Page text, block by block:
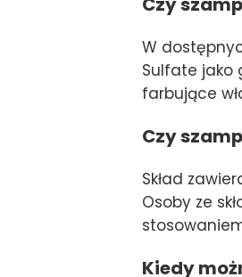
W
Sulfate jako
farbujące
Czy
Skład
Osoby ze
Kiedy